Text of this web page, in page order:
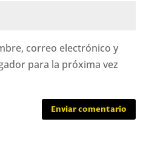
correo electrónico y
para la próxima vez